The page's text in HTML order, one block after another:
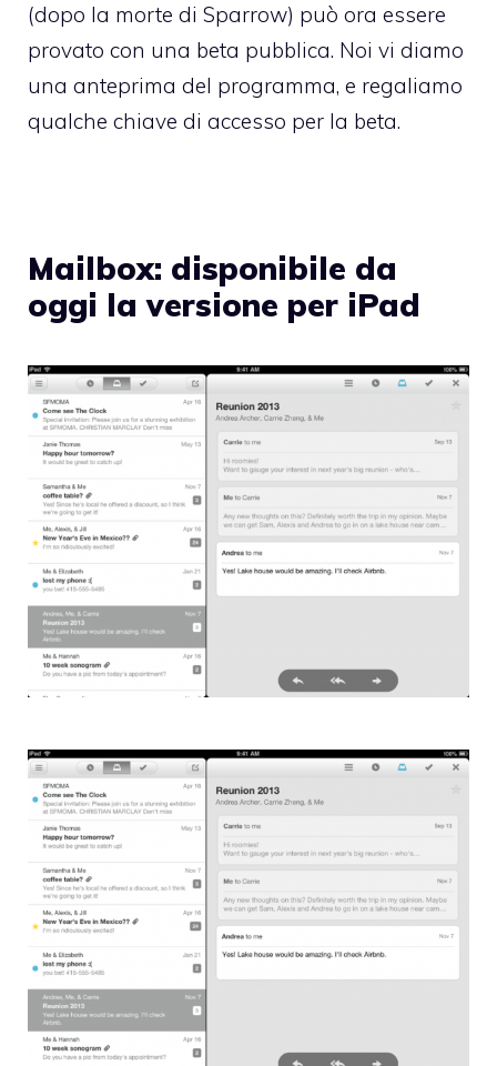
(dopo la morte di Sparrow) può ora essere
provato con una beta pubblica. Noi vi diamo
una anteprima del programma, e regaliamo
qualche chiave di accesso per la beta.
Mailbox: disponibile da
oggi la versione per iPad